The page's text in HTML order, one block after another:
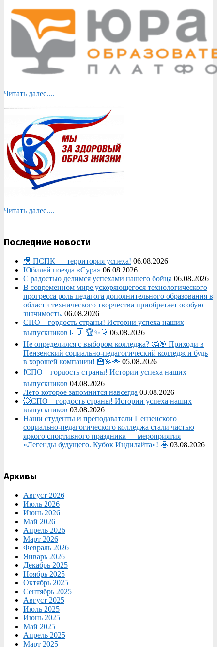
Читать далее....
Читать далее....
Последние новости
🎥 ПСПК — территория успеха! 06.08.2026
Юбилей поезда «Сура» 06.08.2026
С радостью делимся успехами нашего бойца 06.08.2026
В современном мире ускоряющегося технологического
прогресса роль педагога дополнительного образования в
области технического творчества приобретает особую
значимость. 06.08.2026
СПО – гордость страны! Истории успеха наших
выпускников🇷🇺 🏆✨🎊 06.08.2026
Не определился с выбором колледжа? 🤔🎯 Приходи в
Пензенский социально-педагогический колледж и будь
в хорошей компании! 🏫💫🌟 05.08.2026
❗СПО – гордость страны! Истории успеха наших
выпускников 04.08.2026
Лето которое запомнится навсегда 03.08.2026
💥СПО – гордость страны! Истории успеха наших
выпускников 03.08.2026
Наши студенты и преподаватели Пензенского
социально‑педагогического колледжа стали частью
яркого спортивного праздника — мероприятия
«Легенды будущего. Кубок Индилайта»! 🤩 03.08.2026
Архивы
Август 2026
Июль 2026
Июнь 2026
Май 2026
Апрель 2026
Март 2026
Февраль 2026
Январь 2026
Декабрь 2025
Ноябрь 2025
Октябрь 2025
Сентябрь 2025
Август 2025
Июль 2025
Июнь 2025
Май 2025
Апрель 2025
Март 2025